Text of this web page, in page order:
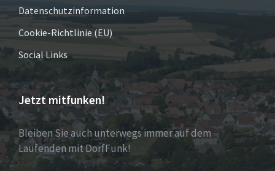
Datenschutzinformation
Cookie-Richtlinie (EU)
Social Links
Jetzt mitfunken!
Bleiben Sie auch unterwegs immer auf dem
Laufenden mit DorfFunk!